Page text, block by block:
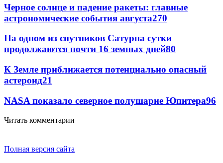
Черное солнце и падение ракеты: главные
астрономические события августа270
На одном из спутников Сатурна сутки
продолжаются почти 16 земных дней80
К Земле приближается потенциально опасный
астероид21
NASA показало северное полушарие Юпитера96
Читать комментарии
Полная версия сайта